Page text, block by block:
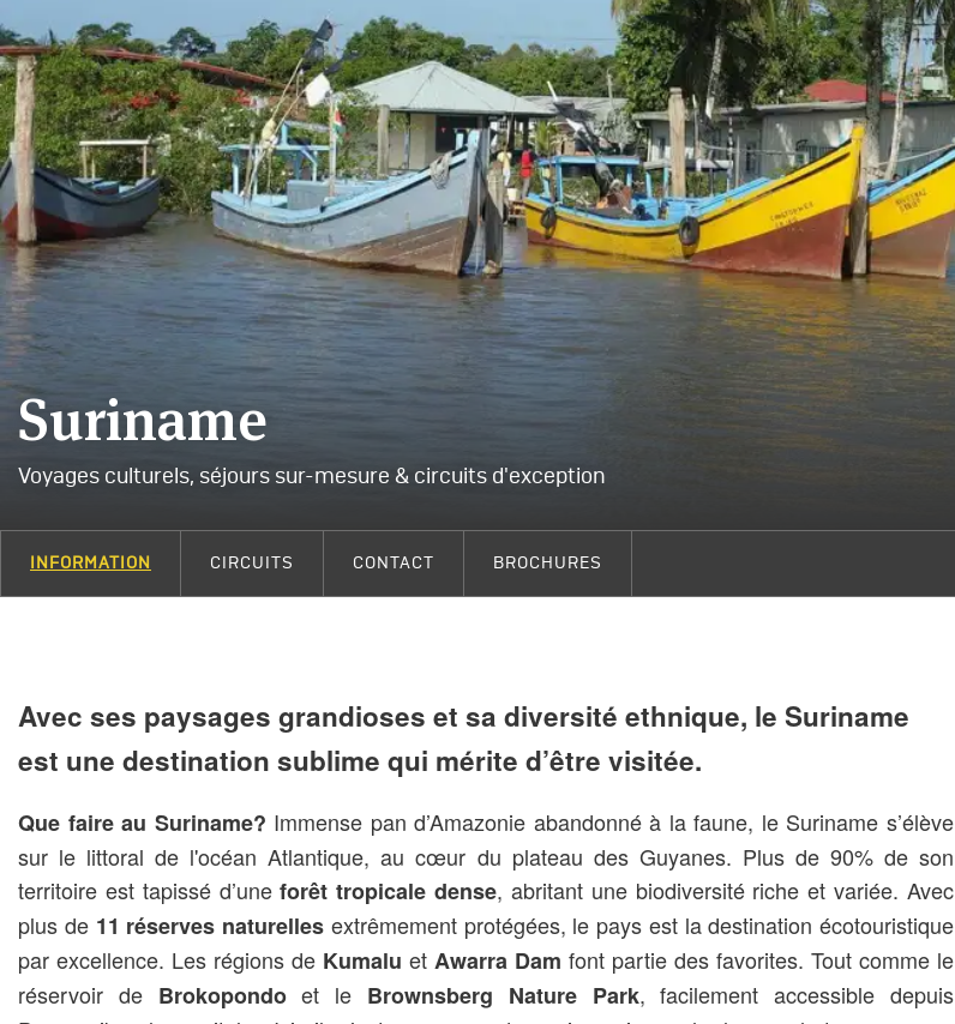
Suriname
Voyages culturels, séjours sur-mesure & circuits d'exception
INFORMATION CIRCUITS CONTACT BROCHURES
Avec ses paysages grandioses et sa diversité ethnique, le Suriname
est une destination sublime qui mérite d’être visitée.
Que faire au Suriname? Immense pan d’Amazonie abandonné à la faune, le Suriname s’élève
sur le littoral de l'océan Atlantique, au cœur du plateau des Guyanes. Plus de 90% de son
territoire est tapissé d’uneforêt tropicale dense, abritant une biodiversité riche et variée. Avec
plus de 11 réserves naturelles extrêmement protégées, le pays est la destination écotouristique
par excellence. Les régions de Kumalu et Awarra Dam font partie des favorites. Tout comme le
réservoir de Brokopondoet le Brownsberg Nature Park, facilement accessible depuis